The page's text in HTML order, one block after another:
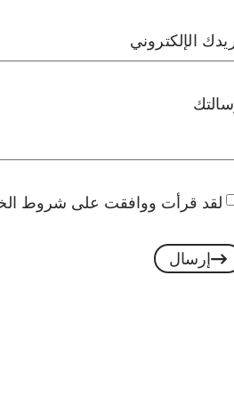
لقد قرأت ووافقت على شروط
إرسال